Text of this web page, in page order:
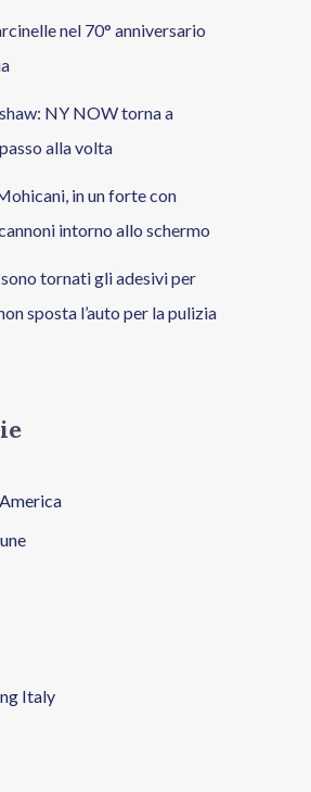
nel 70° anniversario
NY NOW torna a
alla volta
in un forte con
intorno allo schermo
tornati gli adesivi per
sposta l’auto per la pulizia
Italy